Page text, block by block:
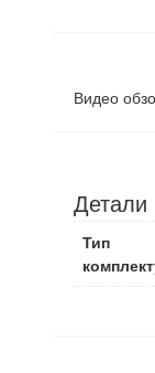
Видео
Детали
Тип